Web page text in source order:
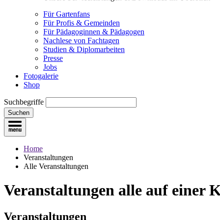
Für Gartenfans
Für Profis & Gemeinden
Für Pädagoginnen & Pädagogen
Nachlese von Fachtagen
Studien & Diplomarbeiten
Presse
Jobs
Fotogalerie
Shop
Suchbegriffe
Suchen
Home
Veranstaltungen
Alle Veranstaltungen
Veranstaltungen alle auf einer
Veranstaltungen